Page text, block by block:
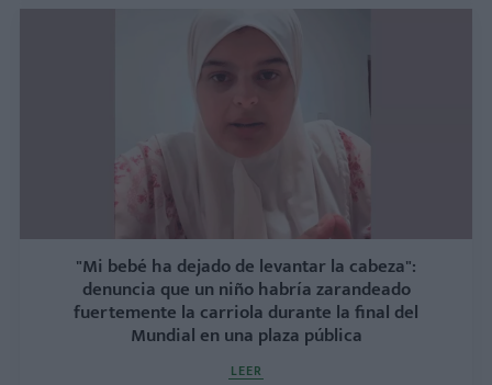
"Mi bebé ha dejado de levantar la cabeza":
denuncia que un niño habría zarandeado
fuertemente la carriola durante la final del
Mundial en una plaza pública
LEER